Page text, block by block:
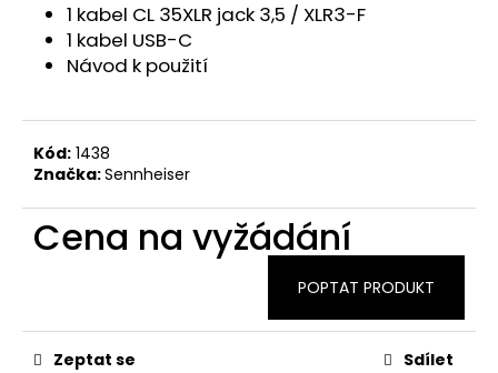
1 kabel CL 35XLR jack 3,5 / XLR3-F
1 kabel USB-C
Návod k použití
Kód: 1438
Značka:Sennheiser
Cena na vyžádání
POPTAT PRODUKT
Zeptat se Sdílet